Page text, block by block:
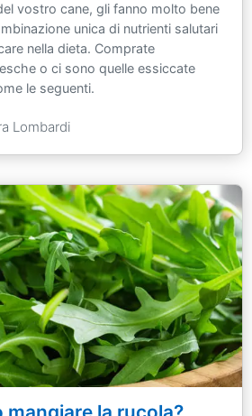
vostro cane, gli fanno molto bene
unica di nutrienti salutari
nella dieta. Comprate
o ci sono quelle essiccate
le seguenti.
Lombardi